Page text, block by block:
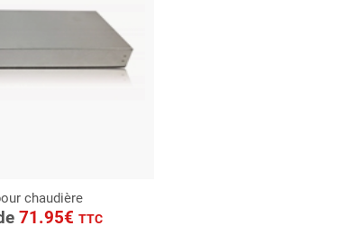
chaudière
71.95€ TTC
de devis